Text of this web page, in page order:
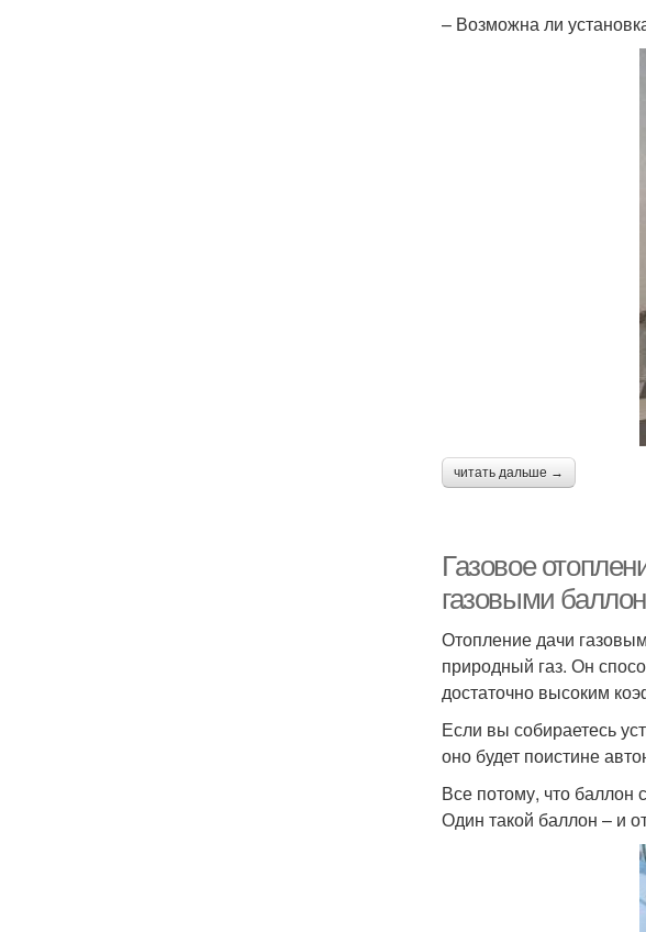
– Возможна ли
читать дальше →
Газовое
газовыми
Отопление дачи
природный газ. Он
достаточно высоким
Если вы собираетесь
оно будет поистине
Все потому, что баллон
Один такой баллон – и